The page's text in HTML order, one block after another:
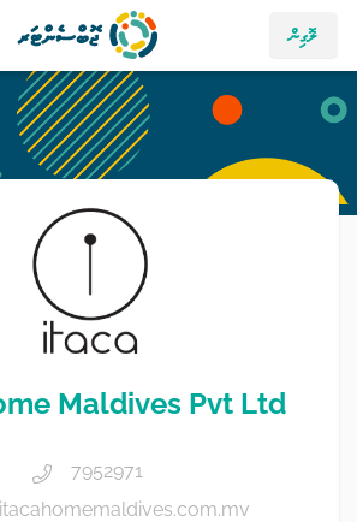
ލޮގިން
Maldives Pvt Ltd
7952971